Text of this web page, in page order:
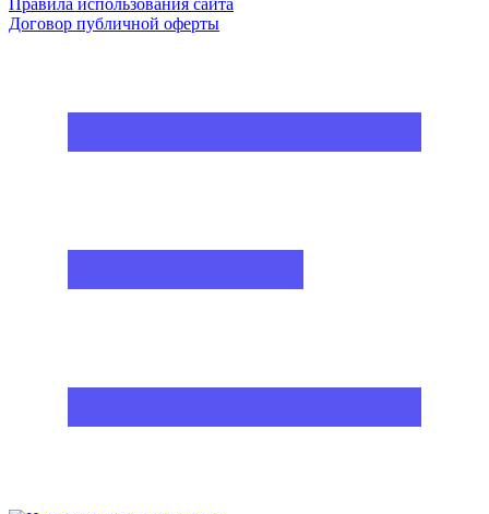
Правила использования сайта
Договор публичной оферты